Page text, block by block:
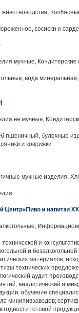
сосиски и
мучные,
вода
не мучные,
пшеничный, булочные
и коврижки
мучные изделия,
и напитки
и
и безалкогольной
материалов,
технических
аудит
аналитический и
обучение
минипивзаводов;
годности готовой